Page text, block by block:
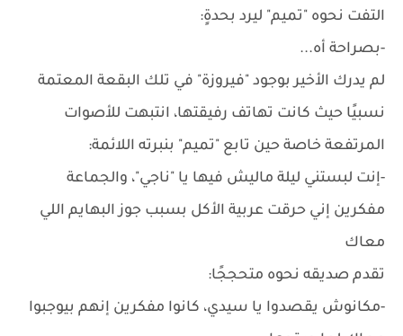
التفت نحوه "تميم" ليرد بحدةٍ:
-بصراحة أه...
لم يدرك الأخير بوجود "فيروزة" في تلك البقعة المعتمة
نسبيًا حيث كانت تهاتف رفيقتها، انتبهت للأصوات
المرتفعة خاصة حين تابع "تميم" بنبرته اللائمة:
-إنت لبستني ليلة ماليش فيها يا "ناجي"، والجماعة
مفكرين إني حرقت عربية الأكل بسبب جوز البهايم اللي
معاك
تقدم صديقه نحوه متحججًا:
-مكانوش يقصدوا يا سيدي، كانوا مفكرين إنهم بيوجبوا